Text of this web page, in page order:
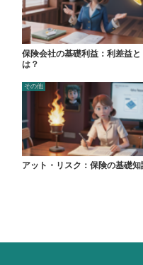
保険会社の基礎利益：利差益と
は？
その他
アット・リスク：保険の基礎知